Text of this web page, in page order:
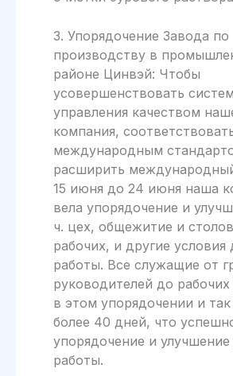
3. Упорядочение Завода по
производству в
районе Цинвэй: Чтобы
усовершенствовать
управления качеством
компания,
международным
расширить
15 июня до 24 июня наша
вела упорядочение и
ч. цех, общежитие и
рабочих, и другие условия
работы. Все служащие от
руководителей до
в этом упорядочении и так
более 40 дней, что
упорядочение и улучшение
работы.